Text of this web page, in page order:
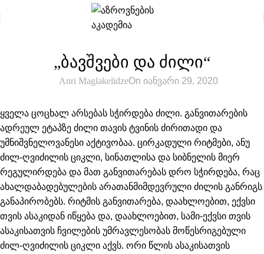
„ბავშვები და ძილი“
Anri MaglakelidzeOn იანვარი 29, 2020
ყველა ცოცხალ არსებას სჭირდება ძილი. განვითარების
ადრეულ ეტაპზე ძილი თავის ტვინის ძირითადი და
უმნიშვნელოვანესი აქტივობაა. ცირკადული რიტმები, ანუ
ძილ-ღვიძილის ციკლი, სინათლისა და სიბნელის მიერ
რეგულირდება და მათ განვითარებას დრო სჭირდება, რაც
ახალდაბადებულების არათანმიმდევრული ძილის განრიგს
განაპირობებს. რიტმის განვითარება, დაახლოებით, ექვსი
თვის ასაკიდან იწყება და, დაახლოებით, სამი-ექვსი თვის
ასაკისათვის ჩვილების უმრავლესობას მოწესრიგებული
ძილ-ღვიძილის ციკლი აქვს. ორი წლის ასაკისათვის